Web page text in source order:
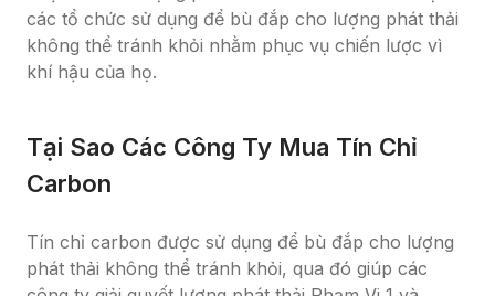
các tổ chức sử dụng để bù đắp cho lượng phát thải
không thể tránh khỏi nhằm phục vụ chiến lược vì
khí hậu của họ.
Tại Sao Các Công Ty Mua Tín Chỉ
Carbon
Tín chỉ carbon được sử dụng để bù đắp cho lượng
phát thải không thể tránh khỏi, qua đó giúp các